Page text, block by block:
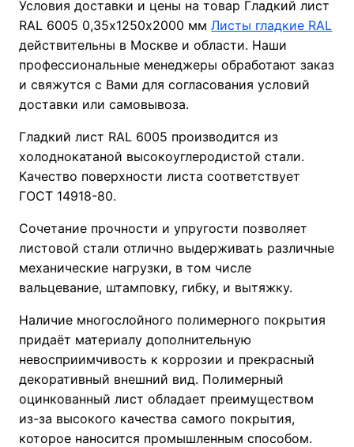
Условия доставки и цены на товар Гладкий лист
RAL 6005 0,35х1250х2000 ммЛисты гладкие RAL
действительны в Москве и области. Наши
профессиональные менеджеры обработают заказ
и свяжутся с Вами для согласования условий
доставки или самовывоза.
Гладкий лист RAL 6005 производится из
холоднокатаной высокоуглеродистой стали.
Качество поверхности листа соответствует
ГОСТ 14918-80.
Сочетание прочности и упругости позволяет
листовой стали отлично выдерживать различные
механические нагрузки, в том числе
вальцевание, штамповку, гибку, и вытяжку.
Наличие многослойного полимерного покрытия
придаёт материалу дополнительную
невосприимчивость к коррозии и прекрасный
декоративный внешний вид. Полимерный
оцинкованный лист обладает преимуществом
из-за высокого качества самого покрытия,
которое наносится промышленным способом.